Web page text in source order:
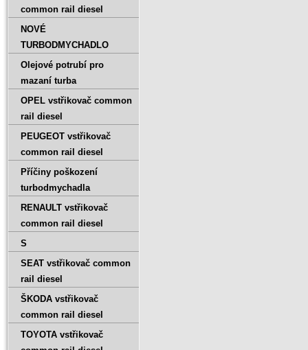
common rail diesel
NOVÉ
TURBODMYCHADLO
Olejové potrubí pro
mazaní turba
OPEL vstřikovač common
rail diesel
PEUGEOT vstřikovač
common rail diesel
Příčiny poškození
turbodmychadla
RENAULT vstřikovač
common rail diesel
S
SEAT vstřikovač common
rail diesel
ŠKODA vstřikovač
common rail diesel
TOYOTA vstřikovač